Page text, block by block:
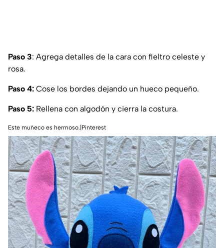
Paso 3: Agrega detalles de la cara con fieltro celeste y
rosa.
Paso 4: Cose los bordes dejando un hueco pequeño.
Paso 5: Rellena con algodón y cierra la costura.
Este muñeco es hermoso.|Pinterest